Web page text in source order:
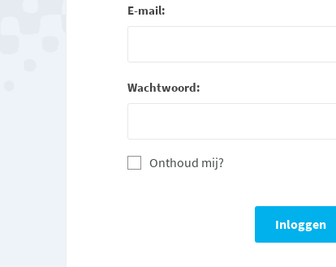
E-mail:
Wachtwoord:
Onthoud mij?